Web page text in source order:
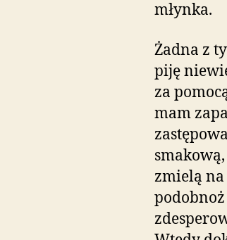
młynka.
Żadna z
piję
za
mam
zmielą na